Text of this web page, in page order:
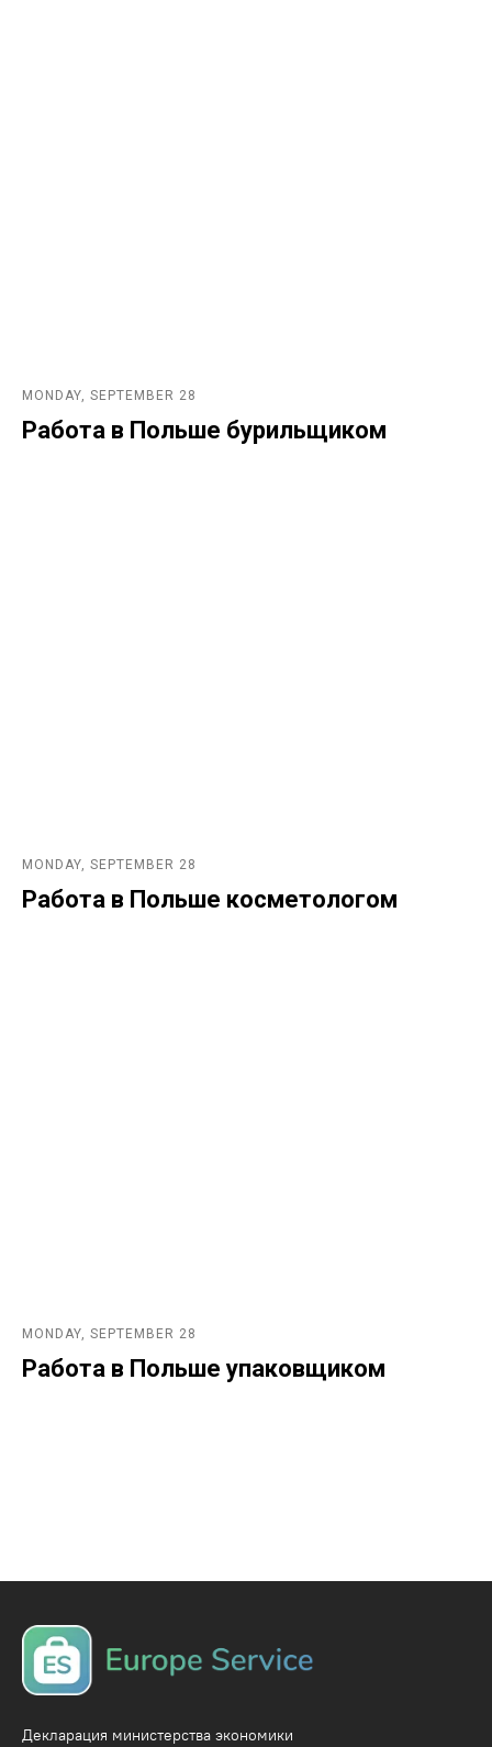
MONDAY, SEPTEMBER 28
Работа в Польше бурильщиком
MONDAY, SEPTEMBER 28
Работа в Польше косметологом
MONDAY, SEPTEMBER 28
Работа в Польше упаковщиком
Декларация министерства экономики